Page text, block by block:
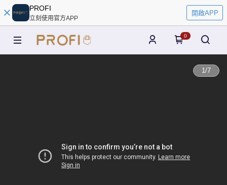
PROFI
立刻使用官方APP
開啟APP
0
1/7